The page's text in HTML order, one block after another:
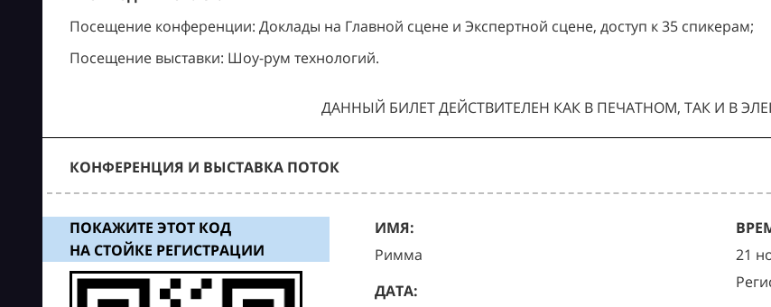
Посещение конференции: Доклады на Главной сцене и Экспертной сцене, доступ к 35 спикерам;
Посещение выставки: Шоу-рум технологий.
ДАННЫЙ БИЛЕТ ДЕЙСТВИТЕЛЕН КАК В ПЕЧАТНОМ, ТАК И В
КОНФЕРЕНЦИЯ И ВЫСТАВКА ПОТОК
ПОКАЖИТЕ ЭТОТ КОД
НА СТОЙКЕ РЕГИСТРАЦИИ
ИМЯ:
Римма
ДАТА:
21